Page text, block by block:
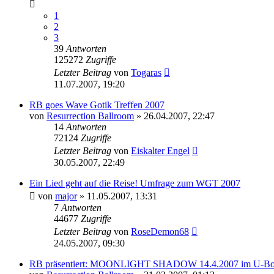
1
2
3
39Antworten
125272 Zugriffe
Letzter Beitrag von Togaras
11.07.2007, 19:20
RB goes Wave Gotik Treffen 2007
von Resurrection Ballroom » 26.04.2007, 22:47
14Antworten
72124 Zugriffe
Letzter Beitrag von Eiskalter Engel
30.05.2007, 22:49
Ein Lied geht auf die Reise! Umfrage zum WGT 2007
von major» 11.05.2007, 13:31
7Antworten
44677 Zugriffe
Letzter Beitrag von RoseDemon68
24.05.2007, 09:30
RB präsentiert: MOONLIGHT SHADOW 14.4.2007 im U-